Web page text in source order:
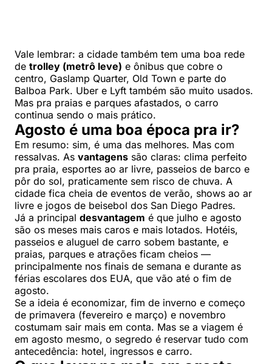
Vale lembrar: a cidade também tem uma boa rede
de trolley (metrô leve) e ônibus que cobre o
centro, Gaslamp Quarter, Old Town e parte do
Balboa Park. Uber e Lyft também são muito usados.
Mas pra praias e parques afastados, o carro
continua sendo o mais prático.
Agosto é uma boa época pra ir?
Em resumo: sim, é uma das melhores. Mas com
ressalvas. As vantagens são claras: clima perfeito
pra praia, esportes ao ar livre, passeios de barco e
pôr do sol, praticamente sem risco de chuva. A
cidade fica cheia de eventos de verão, shows ao ar
livre e jogos de beisebol dos San Diego Padres.
Já a principal desvantagem é que julho e agosto
são os meses mais caros e mais lotados. Hotéis,
passeios e aluguel de carro sobem bastante, e
praias, parques e atrações ficam cheios —
principalmente nos finais de semana e durante as
férias escolares dos EUA, que vão até o fim de
agosto.
Se a ideia é economizar, fim de inverno e começo
de primavera (fevereiro e março) e novembro
costumam sair mais em conta. Mas se a viagem é
em agosto mesmo, o segredo é reservar tudo com
antecedência: hotel, ingressos e carro.